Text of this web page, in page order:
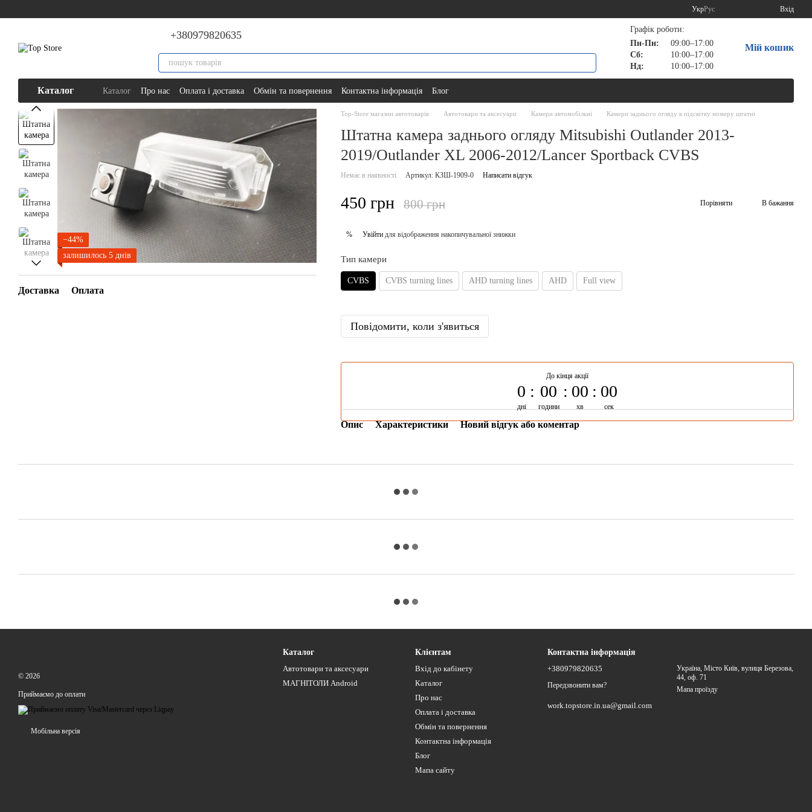
УкрРус Вхід
+380979820635
Графік роботи:
Пн-Пн:
09:00–17:00
Сб:
10:00–17:00
Нд:
10:00–17:00
Мій кошик
Каталог Каталог Про нас Оплата і доставка Обмін та повернення Контактна інформація Блог
−44%
залишилось 5 днів
Доставка Оплата
Top-Store магазин автотоварів Автотовари та аксесуари Камери автомобільні Камери заднього огляду в підсвітку номеру штатні
Штатна камера заднього огляду Mitsubishi Outlander 2013-
2019/Outlander XL 2006-2012/Lancer Sportback CVBS
Немає в наявності Артикул: КЗШ-1909-0 Написати відгук
450 грн 800 грн Порівняти В бажання
% Увійтидля відображення накопичувальної знижки
Тип камери
CVBS CVBS turning lines AHD turning lines AHD Full view
Повідомити, коли з'явиться
До кінця акції
0
дні
00
години
00
хв
00
сек
Опис Характеристики Новий відгук або коментар
© 2026
Приймаємо до оплати
Мобільна версія
Каталог
Автотовари та аксесуари
МАГНІТОЛИ Android
Клієнтам
Вхід до кабінету
Каталог
Про нас
Оплата і доставка
Обмін та повернення
Контактна інформація
Блог
Мапа сайту
Контактна інформація
+380979820635
Передзвонити вам?
work.topstore.in.ua@gmail.com
Україна, Місто Київ, вулиця Березова,
44, оф. 71
Мапа проїзду